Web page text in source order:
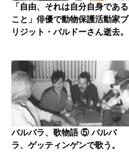
「自由、それは自分自身である
こと」俳優で動物保護活動家ブ
リジット・バルドーさん逝去。
バルバラ、歌物語 ⑤ バルバ
ラ、ゲッティンゲンで歌う。